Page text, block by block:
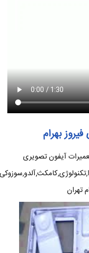
بهرام
آیفون تصویری
تهران